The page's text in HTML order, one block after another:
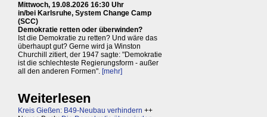
Mittwoch, 19.08.2026 16:30 Uhr
in/bei Karlsruhe, System Change Camp
(SCC)
Demokratie retten oder überwinden?
Ist die Demokratie zu retten? Und wäre das
überhaupt gut? Gerne wird ja Winston
Churchill zitiert, der 1947 sagte: "Demokratie
ist die schlechteste Regierungsform - außer
all den anderen Formen". [mehr]
Weiterlesen
Kreis Gießen: B49-Neubau verhindern ++